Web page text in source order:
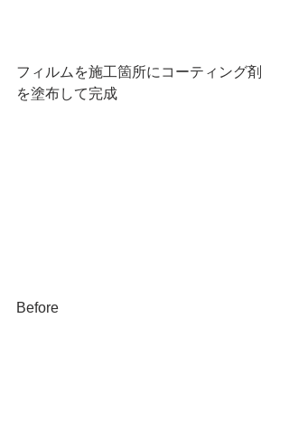
フィルムを施工箇所にコーティング剤
を塗布して完成
Before